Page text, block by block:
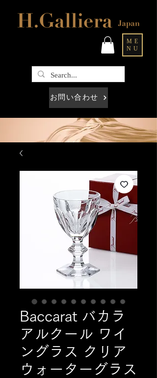
ME
NU
お問い合わせ
Baccarat バカラ
アルクール ワイ
ングラス クリア
ウォーターグラス